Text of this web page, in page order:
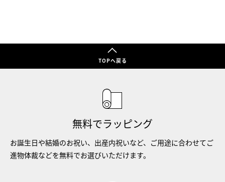
TOPへ戻る
無料でラッピング
お誕生日や結婚のお祝い、出産内祝いなど、ご用途に合わせてご
進物体裁などを無料でお選びいただけます。